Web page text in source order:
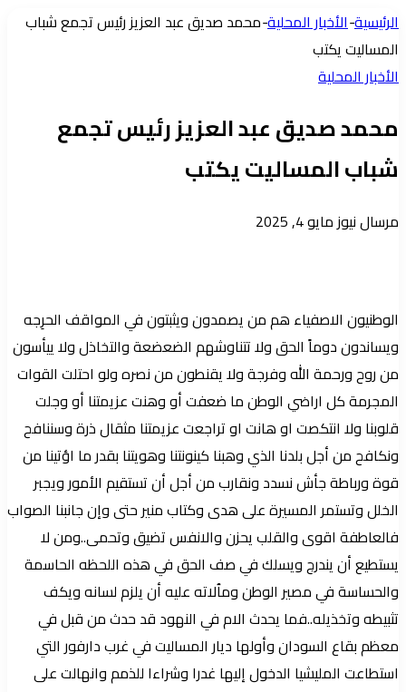
جانبيالرئيسية-الأخبار المحلية-محمد صديق عبد العزيز رئيس تجمع شباب
المساليت يكتب
الأخبار المحلية
محمد صديق عبد العزيز رئيس تجمع
شباب المساليت يكتب
مرسال نيوزأرسل
مايو 4, 2025
الوطنيون الاصفياء هم من يصمدون ويثبتون في المواقف الحرِجه
ويساندون دوماً الحق ولا تتناوشهم الضعضعة والتخاذل ولا ييأسون
من روح ورحمة الله وفرجة ولا يقنطون من نصره ولو احتلت القوات
المجرمة كل اراضي الوطن ما ضعفت أو وهنت عزيمتنا أو وجلت
قلوبنا ولا انتكصت او هانت او تراجعت عزيمتنا مثقال ذرة وسننافح
ونكافح من أجل بلدنا الذي وهبنا كينونتنا وهويتنا بقدر ما اؤتينا من
قوة ورباطة جأش نسدد ونقارب من أجل أن تستقيم الأمور ويجبر
الخلل وتستمر المسيرة على هدى وكتاب منير حتى وإن جانبنا الصواب
فالعاطفة اقوى والقلب يحزن والانفس تضيق وتحمى..ومن لا
يستطيع أن يندرج ويسلك في صف الحق في هذه اللحظه الحاسمة
والحساسة في مصير الوطن ومٱلاته عليه أن يلزم لسانه ويكف
تثبيطه وتخذيله..فما يحدث الام في النهود قد حدث من قبل في
معظم بقاع السودان وأولها ديار المساليت في غرب دارفور التي
استطاعت المليشيا الدخول إليها غدرا وشراءا للذمم وانهالت على